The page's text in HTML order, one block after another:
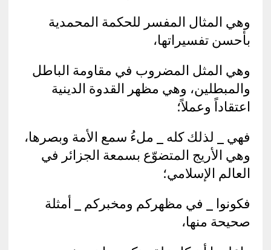
وهي المثال المفسر للحكمة المحمدية
بأحسن تفسيراتها،
وهي المثل المضروب في مقاومة الباطل
والمبطلين، وهي مظهر القدوة الدينية
اعتقاداً وعملاً؛
فهي _ لذلك كله _ ملءُ سمع الأمة وبصرها،
وهي الأريج المتضوّع بسمعة الجزائر في
العالم الإسلامي؛
فكونوا _ في مظهركم ومخبركم _ أمثلة
صحيحة منها،